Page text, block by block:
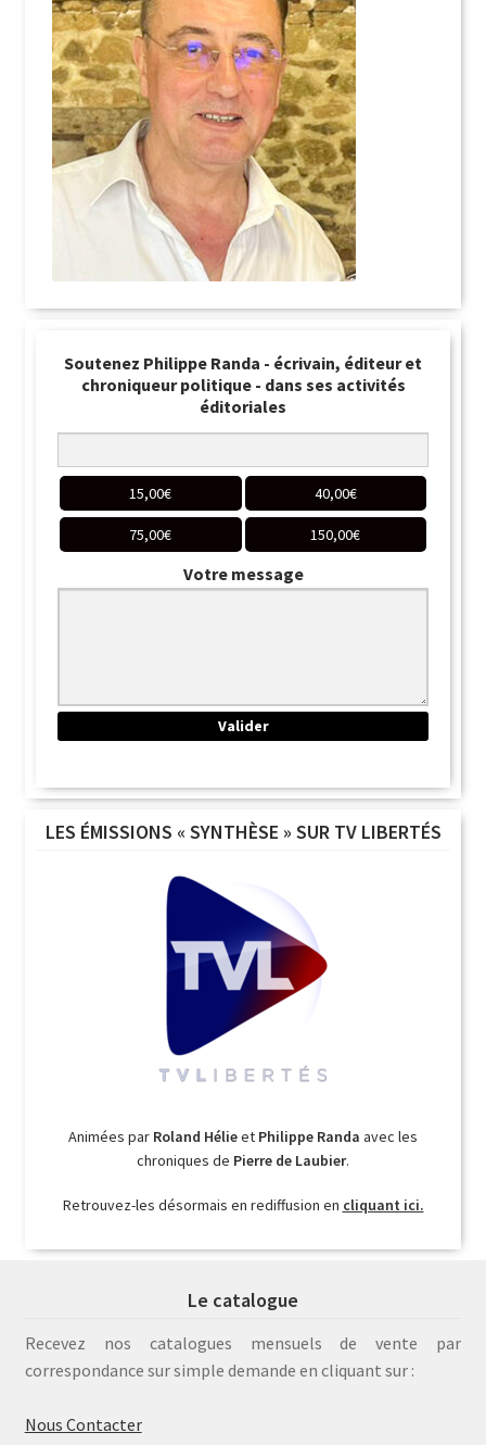
Soutenez Philippe Randa - écrivain, éditeur et
chroniqueur politique - dans ses activités
éditoriales
15,00€ 40,00€
75,00€ 150,00€
Votre message
LES ÉMISSIONS « SYNTHÈSE » SUR TV LIBERTÉS
Animées par Roland Hélieet Philippe Randa avec les
chroniques de Pierre de Laubier.
Retrouvez-les désormais en rediffusion en cliquant ici.
Le catalogue
Recevez nos catalogues mensuels de vente par
correspondance sur simple demande en cliquant sur :
Nous Contacter